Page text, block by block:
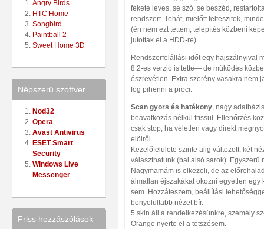
Angry Birds
HTC Home
Songbird
Paintball 2
Sweet Home 3D
Népszerű szoftver
Nod32
Opera
Avast Antivirus
ESET Smart
Security
Windows Live
Messenger
Friss hozzászólások
fekete leves, se szó, se beszéd,
rendszert. Tehát, mielőtt felteszitek,
(én nem ezt tettem, telepítés közbeni
jutottak el a HDD-re)
Rendszerfelállási időt egy hajszálnyival
8.2-es verzió is tette— de működés
észrevétlen. Extra szerény vasakra nem
fog pihenni a proci.
Scan gyors és hatékony , nagy
beavatkozás nélkül frissül. Ellenőrzés
csak stop, ha véletlen vagy direkt
elölről.
Kezelőfelülete szinte alig változott, két
választhatunk (bal alsó sarok). Egyszerű
Nagymamám is elkezeli, de az
álmatlan éjszakákat okozni egyetlen egy
sem. Hozzáteszem, beállítási
bonyolultabb nézet bír.
5 skin áll a rendelkezésünkre, személy
Orange nyerte el a tetszésem.